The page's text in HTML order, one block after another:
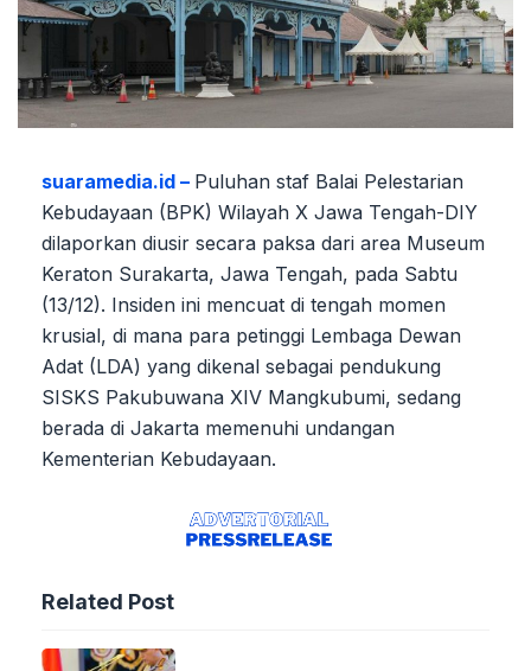
suaramedia.id – Puluhan staf Balai Pelestarian
Kebudayaan (BPK) Wilayah X Jawa Tengah-DIY
dilaporkan diusir secara paksa dari area Museum
Keraton Surakarta, Jawa Tengah, pada Sabtu
(13/12). Insiden ini mencuat di tengah momen
krusial, di mana para petinggi Lembaga Dewan
Adat (LDA) yang dikenal sebagai pendukung
SISKS Pakubuwana XIV Mangkubumi, sedang
berada di Jakarta memenuhi undangan
Kementerian Kebudayaan.
Related Post